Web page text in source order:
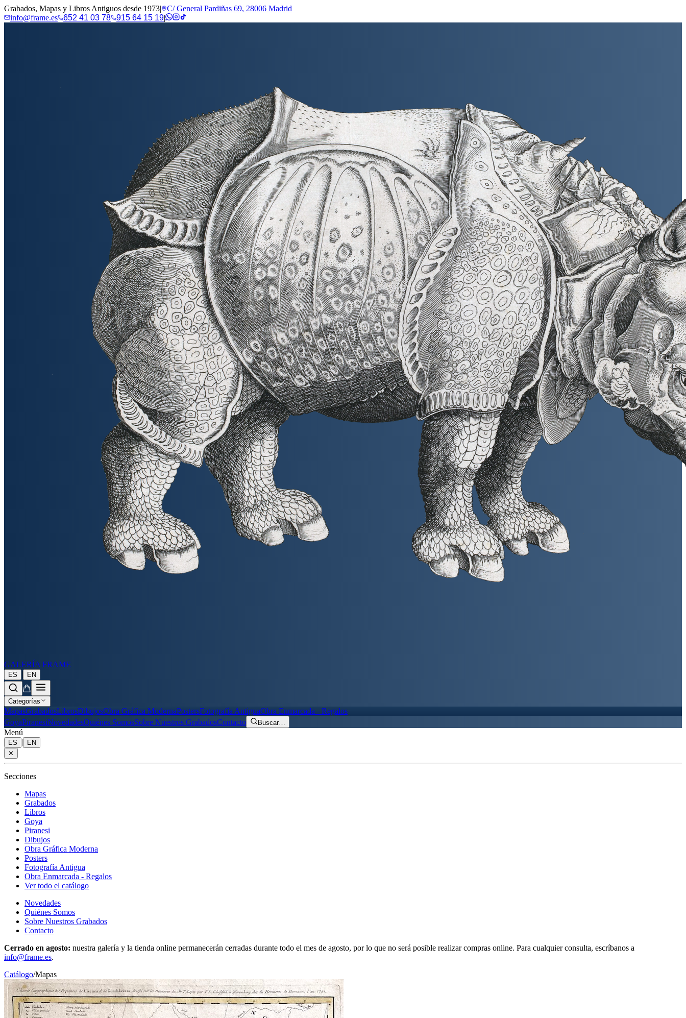
Grabados, Mapas y Libros Antiguos desde 1973|
C/ General Pardiñas 69, 28006 Madrid
info@frame.es
652 41 03 78 915 64 15 19|
GALERÍA FRAME
ES | EN
Categorías
MapasGrabadosLibrosDibujosObra Gráfica ModernaPostersFotografía AntiguaObra Enmarcada - Regalos
GoyaPiranesiNovedadesQuiénes SomosSobre Nuestros GrabadosContacto Buscar…
Menú
ES |
EN
✕
Secciones
Mapas
Grabados
Libros
Goya
Piranesi
Dibujos
Obra Gráfica Moderna
Posters
Fotografía Antigua
Obra Enmarcada - Regalos
Ver todo el catálogo
Novedades
Quiénes Somos
Sobre Nuestros Grabados
Contacto
Cerrado en agosto: nuestra galería y la tienda online permanecerán cerradas durante todo el mes de agosto, por lo que no será posible realizar compras online. Para cualquier consulta, escríbanos a
info@frame.es.
Catálogo/Mapas